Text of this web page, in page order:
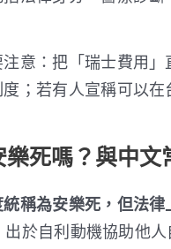
意：把「瑞士費用
；若有人宣稱可以
死嗎？與中文
稱為安樂死，但法
出於自利動機協助他